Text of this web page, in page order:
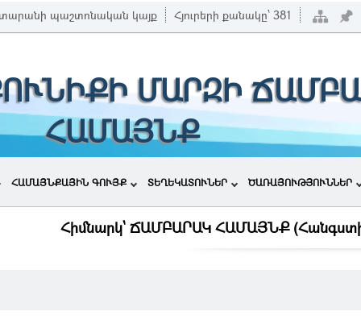
պաշտոնական կայք Հյուրերի քանակը՝ 381
ՄԱՐԶԻ
ՀԱՄԱՅՆՔ
ՀԱՄԱՅՆՔԱՅԻՆ ԳՈՒՅՔ ՏԵՂԵԿԱՏՈՒՆԵՐ ԾԱՌԱՅՈՒԹՅՈՒՆՆԵՐ
Հիմնարկ` ՃԱՄԲԱՐԱԿ ՀԱՄԱՅՆՔ (Հանգստի